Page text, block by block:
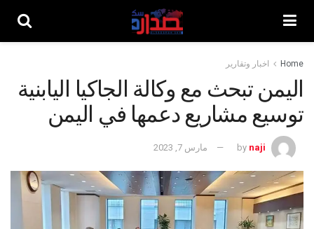
Home اخبار وتقارير
اليمن تبحث مع وكالة الجاكيا اليابنية
توسيع مشاريع دعمها في اليمن
by naji مارس 7, 2023